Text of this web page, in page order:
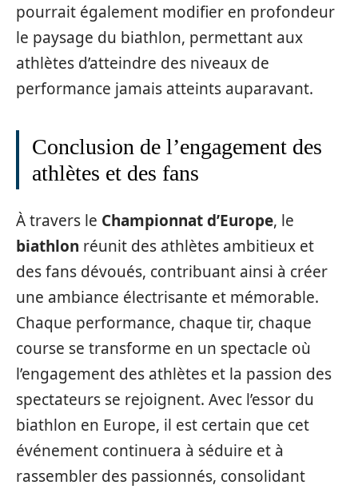
pourrait également modifier en profondeur
le paysage du biathlon, permettant aux
athlètes d’atteindre des niveaux de
performance jamais atteints auparavant.
Conclusion de l’engagement des
athlètes et des fans
À travers le Championnat d’Europe, le
biathlon réunit des athlètes ambitieux et
des fans dévoués, contribuant ainsi à créer
une ambiance électrisante et mémorable.
Chaque performance, chaque tir, chaque
course se transforme en un spectacle où
l’engagement des athlètes et la passion des
spectateurs se rejoignent. Avec l’essor du
biathlon en Europe, il est certain que cet
événement continuera à séduire et à
rassembler des passionnés, consolidant